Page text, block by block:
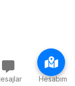
Hesabım